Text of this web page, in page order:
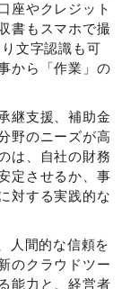
座やクレジット
書もスマホで撮
文字認識も可
から「作業」の
継支援、補助金
野のニーズが高
は、自社の財務
定させるか、事
対する実践的な
人間的な信頼を
のクラウドツー
能力と、経営者